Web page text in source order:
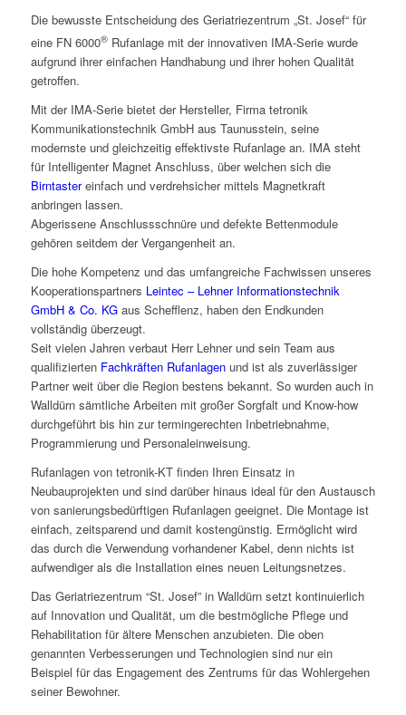
Die bewusste Entscheidung des Geriatriezentrum „St. Josef“ für
eine FN 6000®Rufanlage mit der innovativen IMA-Serie wurde
aufgrund ihrer einfachen Handhabung und ihrer hohen Qualität
getroffen.
Mit der IMA-Serie bietet der Hersteller, Firma tetronik
Kommunikationstechnik GmbH aus Taunusstein, seine
modernste und gleichzeitig effektivste Rufanlage an. IMA steht
für Intelligenter Magnet Anschluss, über welchen sich die
Birntastereinfach und verdrehsicher mittels Magnetkraft
anbringen lassen.
Abgerissene Anschlussschnüre und defekte Bettenmodule
gehören seitdem der Vergangenheit an.
Die hohe Kompetenz und das umfangreiche Fachwissen unseres
Kooperationspartners Leintec – Lehner Informationstechnik
GmbH & Co. KGaus Schefflenz, haben den Endkunden
vollständig überzeugt.
Seit vielen Jahren verbaut Herr Lehner und sein Team aus
qualifizierten Fachkräften Rufanlagenund ist als zuverlässiger
Partner weit über die Region bestens bekannt. So wurden auch in
Walldürn sämtliche Arbeiten mit großer Sorgfalt und Know-how
durchgeführt bis hin zur termingerechten Inbetriebnahme,
Programmierung und Personaleinweisung.
Rufanlagen von tetronik-KT finden Ihren Einsatz in
Neubauprojekten und sind darüber hinaus ideal für den Austausch
von sanierungsbedürftigen Rufanlagen geeignet. Die Montage ist
einfach, zeitsparend und damit kostengünstig. Ermöglicht wird
das durch die Verwendung vorhandener Kabel, denn nichts ist
aufwendiger als die Installation eines neuen Leitungsnetzes.
Das Geriatriezentrum “St. Josef” in Walldürn setzt kontinuierlich
auf Innovation und Qualität, um die bestmögliche Pflege und
Rehabilitation für ältere Menschen anzubieten. Die oben
genannten Verbesserungen und Technologien sind nur ein
Beispiel für das Engagement des Zentrums für das Wohlergehen
seiner Bewohner.